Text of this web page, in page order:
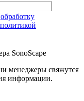
обработку
политикой
SonoScape
менеджеры свяжутся
информации.